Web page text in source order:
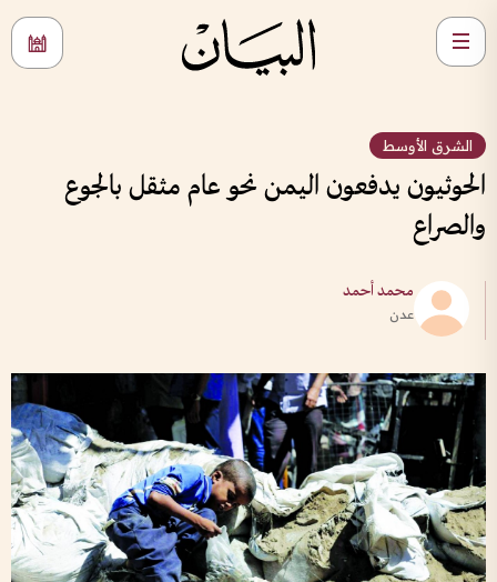
الشرق الأوسط
الحوثيون يدفعون اليمن نحو عام مثقل بالجوع
والصراع
محمد أحمد
عدن